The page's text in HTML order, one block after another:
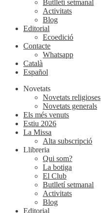
Butlletí setmanal
Activitats
Blog
Editorial
Ecoedició
Contacte
Whatsapp
Català
Español
Novetats
Novetats religioses
Novetats generals
Els més venuts
Estiu 2026
La Missa
Alta subscripció
Llibreria
Qui som?
La botiga
El Club
Butlletí setmanal
Activitats
Blog
Editorial